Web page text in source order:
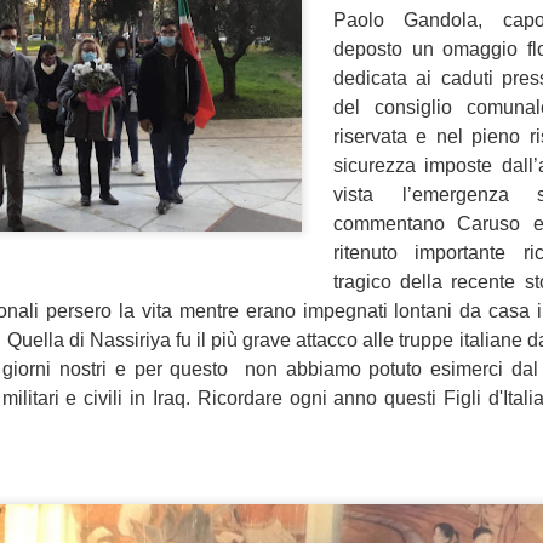
Paolo Gandola,
deposto un omaggio
dedicata ai caduti
del consiglio
riservata e nel pieno
sicurezza imposte
vista l’emergenza
commentano Caruso
ritenuto importante
tragico della recente
persero la vita mentre erano impegnati lontani da casa
Quella di Nassiriya fu il più grave attacco alle truppe italiane
nostri e per questo non abbiamo potuto esimerci dal
e civili in Iraq. Ricordare ogni anno questi Figli
“In vista dell’incontro già
la conferenza dei sindaci
(Firenze, Empoli, Prato e
della società della salute
parteciperanno
che rappresentano. Non
ed unica contro lo
assistenziale”.
AUG